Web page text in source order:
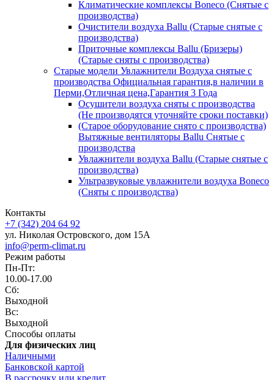
Климатические комплексы Boneco (Снятые с
производства)
Очистители воздуха Ballu (Старые снятые с
производства)
Приточные комплексы Ballu (Бризеры)
(Старые сняты с производства)
Старые модели Увлажнители Воздуха снятые с
производства Официальная гарантия,в наличии в
Перми,Отличная цена,Гарантия 3 Года
Осушители воздуха сняты с производства
(Не производятся уточняйте сроки поставки)
(Старое оборудование снято с производства)
Вытяжные вентиляторы Ballu Снятые с
производства
Увлажнители воздуха Ballu (Старые снятые с
производства)
Ультразвуковые увлажнители воздуха Boneco
(Сняты с производства)
Контакты
+7 (342) 204 64 92
ул. Николая Островского, дом 15А
info@perm-climat.ru
Режим работы
Пн-Пт:
10.00-17.00
Сб:
Выходной
Вс:
Выходной
Способы оплаты
Для физических лиц
Наличными
Банковской картой
В рассрочку или кредит